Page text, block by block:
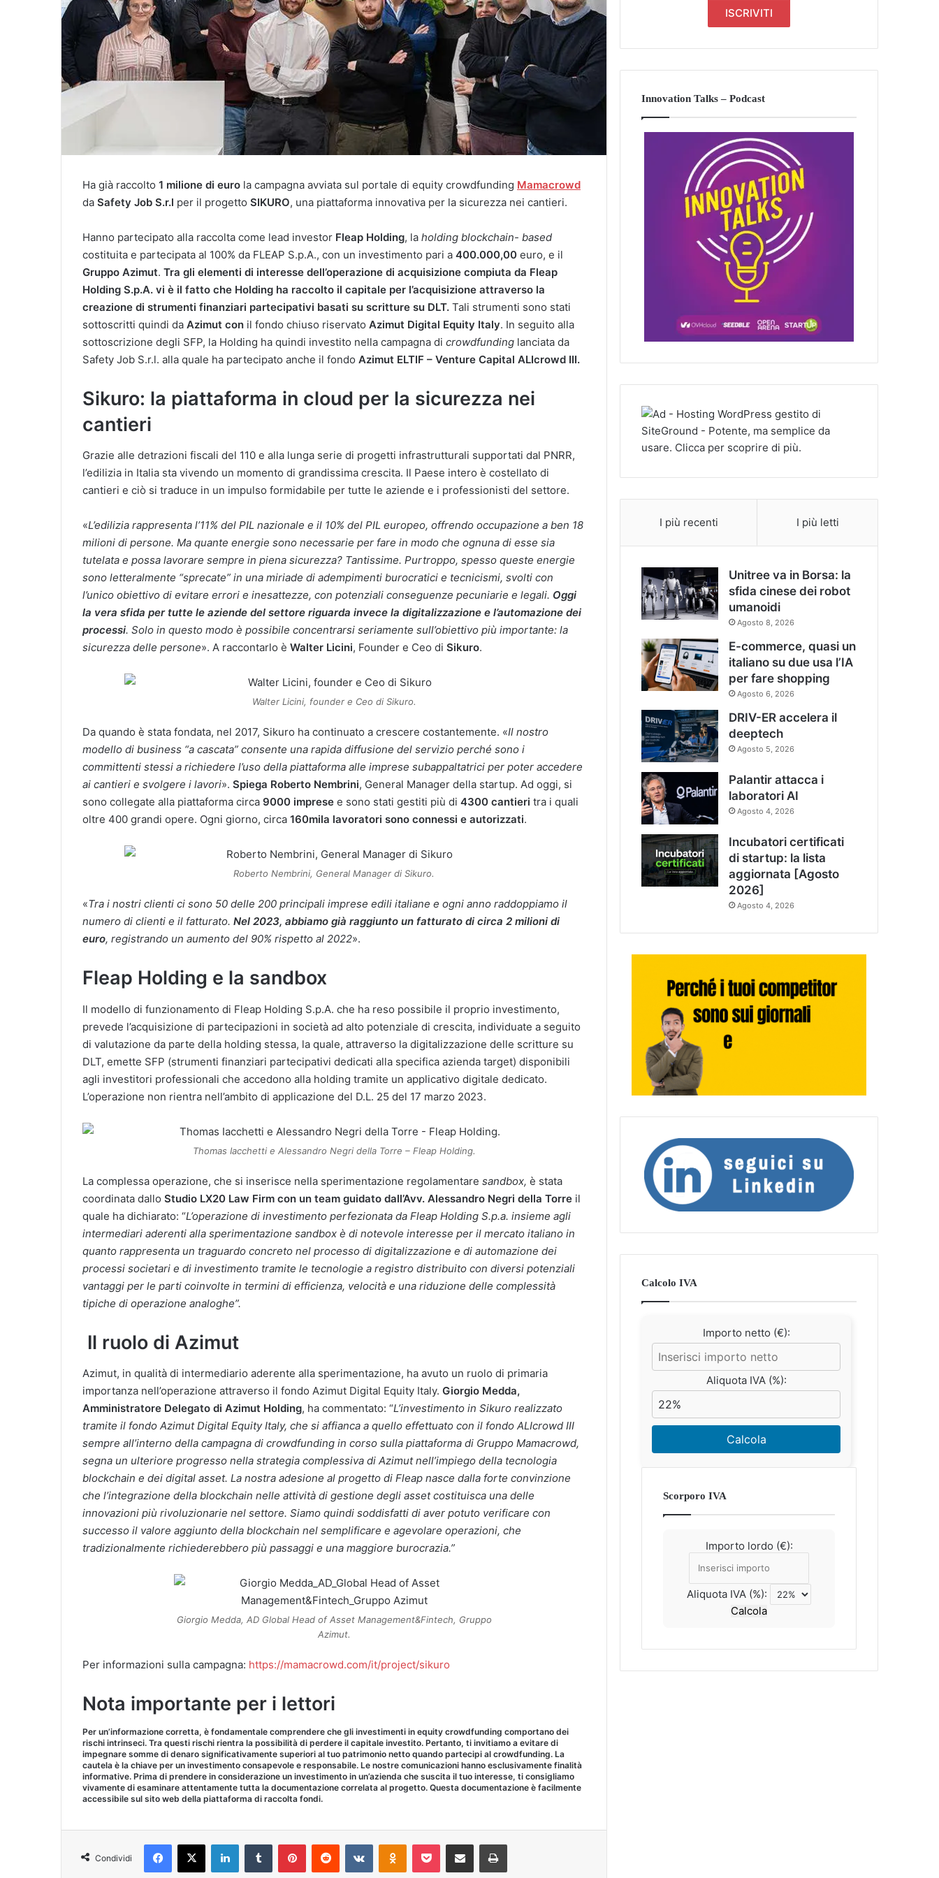
Ha già raccolto 1 milione di euro la campagna avviata sul portale di equity crowdfunding Mamacrowd
da Safety Job S.r.l per il progetto SIKURO, una piattaforma innovativa per la sicurezza nei cantieri.
Hanno partecipato alla raccolta come lead investor Fleap Holding, la holding blockchain- based
costituita e partecipata al 100% da FLEAP S.p.A., con un investimento pari a 400.000,00 euro, e il
Gruppo Azimut. Tra gli elementi di interesse dell’operazione di acquisizione compiuta da Fleap
Holding S.p.A. vi è il fatto che Holding ha raccolto il capitale per l’acquisizione attraverso la
creazione di strumenti finanziari partecipativi basati su scritture su DLT. Tali strumenti sono stati
sottoscritti quindi da Azimut con il fondo chiuso riservato Azimut Digital Equity Italy. In seguito alla
sottoscrizione degli SFP, la Holding ha quindi investito nella campagna di crowdfunding lanciata da
Safety Job S.r.l. alla quale ha partecipato anche il fondo Azimut ELTIF – Venture Capital ALIcrowd III.
Sikuro: la piattaforma in cloud per la sicurezza nei
cantieri
Grazie alle detrazioni fiscali del 110 e alla lunga serie di progetti infrastrutturali supportati dal PNRR,
l’edilizia in Italia sta vivendo un momento di grandissima crescita. Il Paese intero è costellato di
cantieri e ciò si traduce in un impulso formidabile per tutte le aziende e i professionisti del settore.
«L’edilizia rappresenta l’11% del PIL nazionale e il 10% del PIL europeo, offrendo occupazione a ben 18
milioni di persone. Ma quante energie sono necessarie per fare in modo che ognuna di esse sia
tutelata e possa lavorare sempre in piena sicurezza? Tantissime. Purtroppo, spesso queste energie
sono letteralmente “sprecate” in una miriade di adempimenti burocratici e tecnicismi, svolti con
l’unico obiettivo di evitare errori e inesattezze, con potenziali conseguenze pecuniarie e legali. Oggi
la vera sfida per tutte le aziende del settore riguarda invece la digitalizzazione e l’automazione dei
processi. Solo in questo modo è possibile concentrarsi seriamente sull’obiettivo più importante: la
sicurezza delle persone». A raccontarlo è Walter Licini, Founder e Ceo di Sikuro.
Walter Licini, founder e Ceo di Sikuro.
Da quando è stata fondata, nel 2017, Sikuro ha continuato a crescere costantemente. «Il nostro
modello di business “a cascata” consente una rapida diffusione del servizio perché sono i
committenti stessi a richiedere l’uso della piattaforma alle imprese subappaltatrici per poter accedere
ai cantieri e svolgere i lavori». Spiega Roberto Nembrini, General Manager della startup. Ad oggi, si
sono collegate alla piattaforma circa 9000 imprese e sono stati gestiti più di 4300 cantieri tra i quali
oltre 400 grandi opere. Ogni giorno, circa 160mila lavoratori sono connessi e autorizzati.
Roberto Nembrini, General Manager di Sikuro.
«Tra i nostri clienti ci sono 50 delle 200 principali imprese edili italiane e ogni anno raddoppiamo il
numero di clienti e il fatturato. Nel 2023, abbiamo già raggiunto un fatturato di circa 2 milioni di
euro, registrando un aumento del 90% rispetto al 2022».
Fleap Holding e la sandbox
Il modello di funzionamento di Fleap Holding S.p.A. che ha reso possibile il proprio investimento,
prevede l’acquisizione di partecipazioni in società ad alto potenziale di crescita, individuate a seguito
di valutazione da parte della holding stessa, la quale, attraverso la digitalizzazione delle scritture su
DLT, emette SFP (strumenti finanziari partecipativi dedicati alla specifica azienda target) disponibili
agli investitori professionali che accedono alla holding tramite un applicativo digitale dedicato.
L’operazione non rientra nell’ambito di applicazione del D.L. 25 del 17 marzo 2023.
Thomas Iacchetti e Alessandro Negri della Torre – Fleap Holding.
La complessa operazione, che si inserisce nella sperimentazione regolamentare sandbox, è stata
coordinata dallo Studio LX20 Law Firm con un team guidato dall’Avv. Alessandro Negri della Torre il
quale ha dichiarato: “L’operazione di investimento perfezionata da Fleap Holding S.p.a. insieme agli
intermediari aderenti alla sperimentazione sandbox è di notevole interesse per il mercato italiano in
quanto rappresenta un traguardo concreto nel processo di digitalizzazione e di automazione dei
processi societari e di investimento tramite le tecnologie a registro distribuito con diversi potenziali
vantaggi per le parti coinvolte in termini di efficienza, velocità e una riduzione delle complessità
tipiche di operazione analoghe”.
Il ruolo di Azimut
Azimut, in qualità di intermediario aderente alla sperimentazione, ha avuto un ruolo di primaria
importanza nell’operazione attraverso il fondo Azimut Digital Equity Italy. Giorgio Medda,
Amministratore Delegato di Azimut Holding, ha commentato: “L’investimento in Sikuro realizzato
tramite il fondo Azimut Digital Equity Italy, che si affianca a quello effettuato con il fondo ALIcrowd III
sempre all’interno della campagna di crowdfunding in corso sulla piattaforma di Gruppo Mamacrowd,
segna un ulteriore progresso nella strategia complessiva di Azimut nell’impiego della tecnologia
blockchain e dei digital asset. La nostra adesione al progetto di Fleap nasce dalla forte convinzione
che l’integrazione della blockchain nelle attività di gestione degli asset costituisca una delle
innovazioni più rivoluzionarie nel settore. Siamo quindi soddisfatti di aver potuto verificare con
successo il valore aggiunto della blockchain nel semplificare e agevolare operazioni, che
tradizionalmente richiederebbero più passaggi e una maggiore burocrazia.”
Giorgio Medda, AD Global Head of Asset Management&Fintech, Gruppo
Azimut.
Per informazioni sulla campagna: https://mamacrowd.com/it/project/sikuro
Nota importante per i lettori
Per un’informazione corretta, è fondamentale comprendere che gli investimenti in equity crowdfunding comportano dei
rischi intrinseci. Tra questi rischi rientra la possibilità di perdere il capitale investito. Pertanto, ti invitiamo a evitare di
impegnare somme di denaro significativamente superiori al tuo patrimonio netto quando partecipi al crowdfunding. La
cautela è la chiave per un investimento consapevole e responsabile. Le nostre comunicazioni hanno esclusivamente finalità
informative. Prima di prendere in considerazione un investimento in un’azienda che suscita il tuo interesse, ti consigliamo
vivamente di esaminare attentamente tutta la documentazione correlata al progetto. Questa documentazione è facilmente
accessibile sul sito web della piattaforma di raccolta fondi.
Condividi
Facebook
X LinkedInTumblrPinterestRedditVKontakteOdnoklassniki
PocketCondividi via Email Stampa
Innovation Talks – Podcast
I più recenti I più letti
Unitree va in Borsa: la
sfida cinese dei robot
umanoidi
Agosto 8, 2026
E-commerce, quasi un
italiano su due usa l’IA
per fare shopping
Agosto 6, 2026
DRIV-ER accelera il
deeptech
Agosto 5, 2026
Palantir attacca i
laboratori AI
Agosto 4, 2026
Incubatori certificati
di startup: la lista
aggiornata [Agosto
2026]
Agosto 4, 2026
Calcolo IVA
Importo netto (€):
Aliquota IVA (%):
Calcola
Scorporo IVA
Importo lordo (€):
Aliquota IVA (%):
Calcola